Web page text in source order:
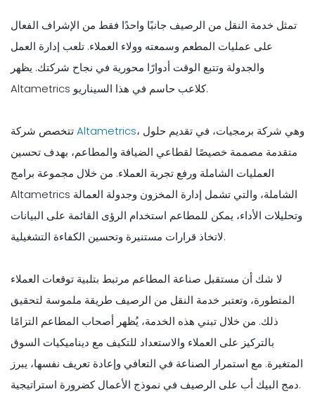
تمثل خدمة النقل من الرصيف جانبًا واحدًا فقط من الإشراف الفعال
على عمليات المطعم وسمعته وولاء العملاء. تلعب إدارة العمل
والجدولة وتتبع الوقت أدوارًا محورية في نجاح شركتك. يظهر
Altametrics كلاعب حاسم في هذا السيناريو.
Altametrics، وهي شركة برمجيات، في تقديم حلول
متقدمة مصممة خصيصًا لقطاعي الضيافة والمطاعم، بهدف تحسين
العمليات الشاملة ورفع تجربة العملاء. من خلال مجموعة برامج
Altametrics الشاملة، والتي تشمل إدارة المخزون وجدولة العمالة
وتحليلات الأداء، يمكن للمطاعم استخدام الرؤى القائمة على البيانات
لاتخاذ قرارات مستنيرة وتحسين الكفاءة التشغيلية.
لا شك أن مستقبل صناعة المطاعم مرتبط بتلبية توقعات العملاء
المتطورة، وتعتبر خدمة النقل من الرصيف طريقة ملموسة لتحقيق
ذلك. من خلال تبني هذه الخدمة، يُظهر أصحاب المطاعم التزامًا
بالتركيز على العملاء والاستعداد للتكيف مع ديناميكيات السوق
المتغيرة. مع استمرار الصناعة في التعافي وإعادة تعريف نفسها، يبرز
دمج البيك أب على الرصيف في نموذج الأعمال كضرورة استراتيجية.